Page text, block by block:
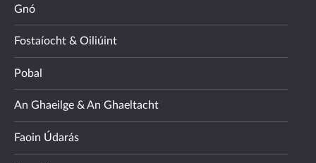
Gnó
Fostaíocht & Oiliúint
Pobal
An Ghaeilge & An Ghaeltacht
Faoin Údarás